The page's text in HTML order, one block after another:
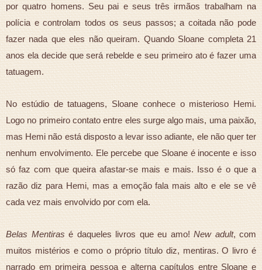
por quatro homens. Seu pai e seus três irmãos trabalham na
polícia e controlam todos os seus passos; a coitada não pode
fazer nada que eles não queiram. Quando Sloane completa 21
anos ela decide que será rebelde e seu primeiro ato é fazer uma
tatuagem.
No estúdio de tatuagens, Sloane conhece o misterioso Hemi.
Logo no primeiro contato entre eles surge algo mais, uma paixão,
mas Hemi não está disposto a levar isso adiante, ele não quer ter
nenhum envolvimento. Ele percebe que Sloane é inocente e isso
só faz com que queira afastar-se mais e mais. Isso é o que a
razão diz para Hemi, mas a emoção fala mais alto e ele se vê
cada vez mais envolvido por com ela.
Belas Mentirasé daqueles livros que eu amo!New adult, com
muitos mistérios e como o próprio título diz, mentiras. O livro é
narrado em primeira pessoa e alterna capítulos entre Sloane e